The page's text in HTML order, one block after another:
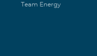
Team Energy